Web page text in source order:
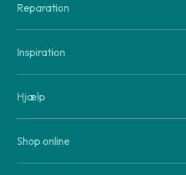
Reparation
Inspiration
Hjælp
Shop online